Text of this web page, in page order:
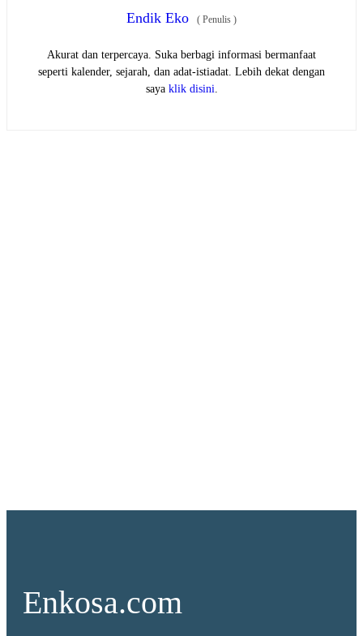
Endik Eko ( Penulis )
Akurat dan terpercaya. Suka berbagi informasi bermanfaat
seperti kalender, sejarah, dan adat-istiadat. Lebih dekat dengan
saya klik disini
Enkosa.com